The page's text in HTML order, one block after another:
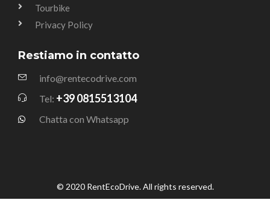
Tourbike
Privacy Policy
Restiamo in contatto
info@rentecodrive.com
Tel: +39 0815513104
Chatta con Whatsapp
© 2020 RentEcoDrive. All rights reserved.